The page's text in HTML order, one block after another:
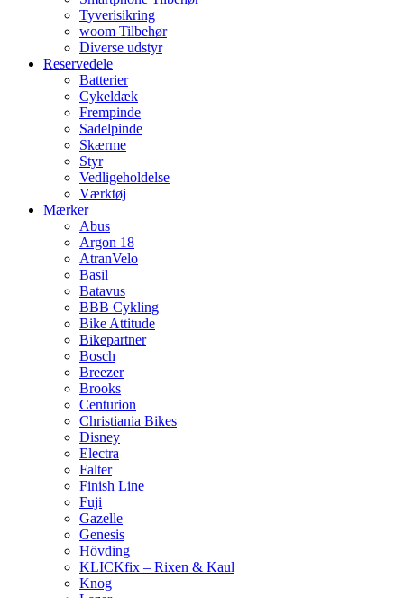
Tyverisikring
woom Tilbehør
Diverse udstyr
Reservedele
Batterier
Cykeldæk
Frempinde
Sadelpinde
Skærme
Styr
Vedligeholdelse
Værktøj
Mærker
Abus
Argon 18
AtranVelo
Basil
Batavus
BBB Cykling
Bike Attitude
Bikepartner
Bosch
Breezer
Brooks
Centurion
Christiania Bikes
Disney
Electra
Falter
Finish Line
Fuji
Gazelle
Genesis
Hövding
KLICKfix – Rixen & Kaul
Knog